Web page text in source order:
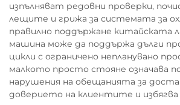
изпълняват редовни проверки,
лещите и грижа за системата за
правилно поддържане китайската
машина може да поддържа дълги
цикли с ограничено непланувано
малкото просто стояне означава
нарушения на обещанията за
доверието на клиентите и избягва